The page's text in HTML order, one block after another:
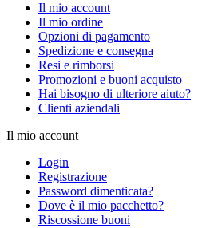
Il mio account
Il mio ordine
Opzioni di pagamento
Spedizione e consegna
Resi e rimborsi
Promozioni e buoni acquisto
Hai bisogno di ulteriore aiuto?
Clienti aziendali
Il mio account
Login
Registrazione
Password dimenticata?
Dove è il mio pacchetto?
Riscossione buoni